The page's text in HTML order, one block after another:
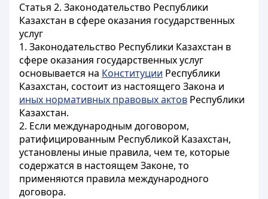
Статья 2. Законодательство Республики
Казахстан в сфере оказания государственных
услуг
1. Законодательство Республики Казахстан в
сфере оказания государственных услуг
основывается на Конституции Республики
Казахстан, состоит из настоящего Закона и
иных нормативных правовых актов Республики
Казахстан.
2. Если международным договором,
ратифицированным Республикой Казахстан,
установлены иные правила, чем те, которые
содержатся в настоящем Законе, то
применяются правила международного
договора.